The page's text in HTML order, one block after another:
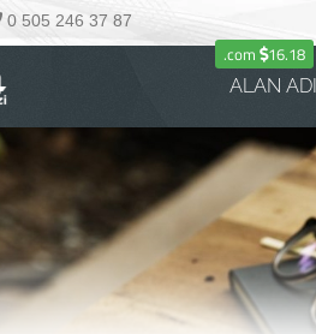
0 505 246 37 87
.com 16.18
ALAN ADI